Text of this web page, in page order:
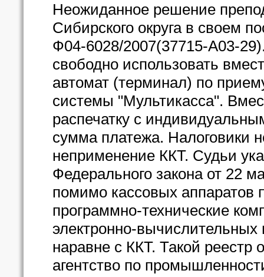
Неожиданное решение
Сибирского округа в своем
Ф04-6028/2007(37715-А03-
свободно использовать
автомат (терминал) по
системы "Мультикасса".
распечатку с
сумма платежа. Налоговики
неприменение ККТ. Судьи
Федерального закона от 22
помимо кассовых аппаратов
программно-технические
электронно-
наравне с ККТ. Такой реестр
агентство по